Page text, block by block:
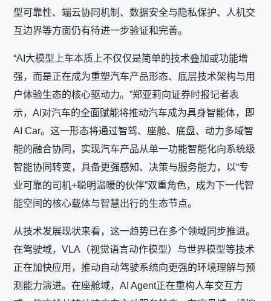
型可靠性、端云协同机制、数据安全与隐私保护、人机交
互边界等方面仍有待进一步验证和完善。
“AI大模型上车本质上不仅仅是简单的技术叠加或功能增
强，而是正在成为重塑汽车产品形态、底层技术架构与用
户体验生态的核心驱动力。”郑亚莉向证券时报记者表
示，AI对汽车的全面赋能将推动汽车成为具身智能体，即
AI Car。这一形态将通过智驾、座舱、底盘、动力多域智
能的融合协同，实现汽车产品从单一功能智能化向系统级
智能协同转变，具备更强感知、决策与服务能力，以“专
业可靠的司机+聪明温暖的伙伴”双重角色，成为下一代智
能空间的核心载体与智慧出行的生态节点。
从技术发展现状来看，这一趋势已在多个领域同步推进。
在驾驶域，VLA（视觉语言动作模型）与世界模型等技术
正在加快应用，推动自动驾驶系统向更强的环境理解与预
测能力演进。在座舱域，AI Agent正在重构人车交互方